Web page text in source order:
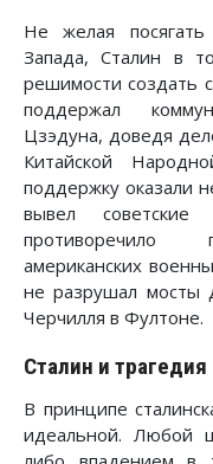
Не желая
Запада, Сталин в
решимости создать
поддержал
Цзэдуна, доведя
Китайской
поддержку оказали
вывел
противоречило
американских
не разрушал мосты
Черчилля в Фултоне.
Сталин и
В принципе
идеальной. Любой